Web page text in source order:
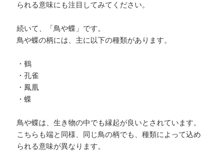
られる意味にも注目してみてください。
続いて、「鳥や蝶」です。
鳥や蝶の柄には、主に以下の種類があります。
・鶴
・孔雀
・鳳凰
・蝶
鳥や蝶は、生き物の中でも縁起が良いとされています。
こちらも端と同様、同じ鳥の柄でも、種類によって込め
られる意味が異なります。